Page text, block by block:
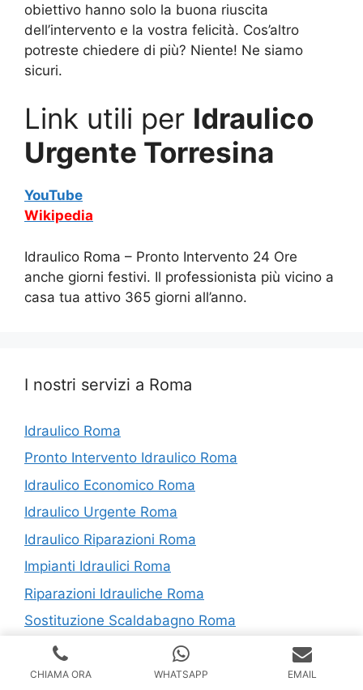
obiettivo hanno solo la buona riuscita
dell’intervento e la vostra felicità. Cos’altro
potreste chiedere di più? Niente! Ne siamo
sicuri.
Link utili per Idraulico
Urgente Torresina
YouTube
Wikipedia
Idraulico Roma – Pronto Intervento 24 Ore
anche giorni festivi. Il professionista più vicino a
casa tua attivo 365 giorni all’anno.
I nostri servizi a Roma
Idraulico Roma
Pronto Intervento Idraulico Roma
Idraulico Economico Roma
Idraulico Urgente Roma
Idraulico Riparazioni Roma
Impianti Idraulici Roma
Riparazioni Idrauliche Roma
Sostituzione Scaldabagno Roma
Disostruzione WC Roma
Montaggio Rubinetterie Roma
CHIAMA ORA WHATSAPP EMAIL